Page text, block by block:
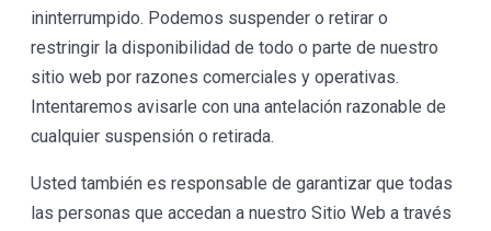
ininterrumpido. Podemos suspender o retirar o
restringir la disponibilidad de todo o parte de nuestro
sitio web por razones comerciales y operativas.
Intentaremos avisarle con una antelación razonable de
cualquier suspensión o retirada.
Usted también es responsable de garantizar que todas
las personas que accedan a nuestro Sitio Web a través